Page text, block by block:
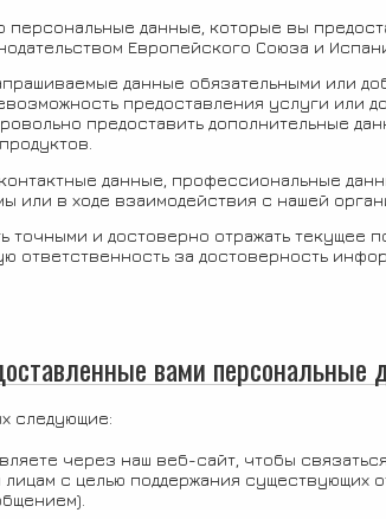
персональные данные, которые вы
Европейского Союза и
данные обязательными или
предоставления услуги или
предоставить дополнительные
данные, профессиональные
или в ходе взаимодействия с нашей
и достоверно отражать текущее
ответственность за достоверность
вами персональные
следующие:
через наш веб-сайт, чтобы
с целью поддержания существующих